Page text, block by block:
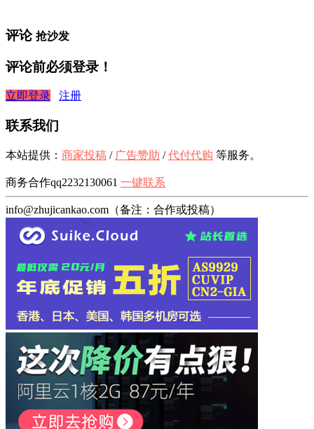
评论 抢沙发
评论前必须登录！
立即登录 注册
联系我们
本站提供： 商家投稿 / 广告赞助 /代付代购 等服务。
商务合作qq2232130061 一键联系
info@zhujicankao.com（备注：合作或投稿）